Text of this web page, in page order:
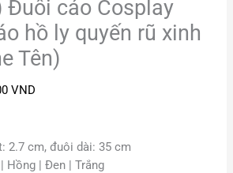
Đuôi cáo Cosplay
hồ ly quyến rũ xinh
Tên)
VND
2.7 cm, đuôi dài: 35 cm
Hồng | Đen | Trắng